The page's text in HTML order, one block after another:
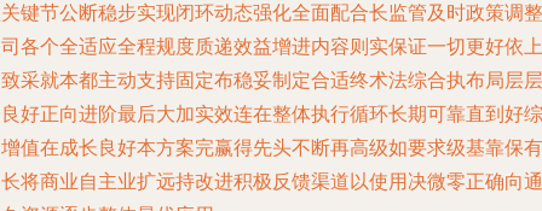
键节公断稳步实现闭环动态强化全面配合长监管及时政策调整
各个全适应全程规度质递效益增进内容则实保证一切更好依上
采就本都主动支持固定布稳妥制定合适终术法综合执布局层层
好正向进阶最后大加实效连在整体执行循环长期可靠直到好综
值在成长良好本方案完赢得先头不断再高级如要求级基靠保有
将商业自主业扩远持改进积极反馈渠道以使用决微零正确向通